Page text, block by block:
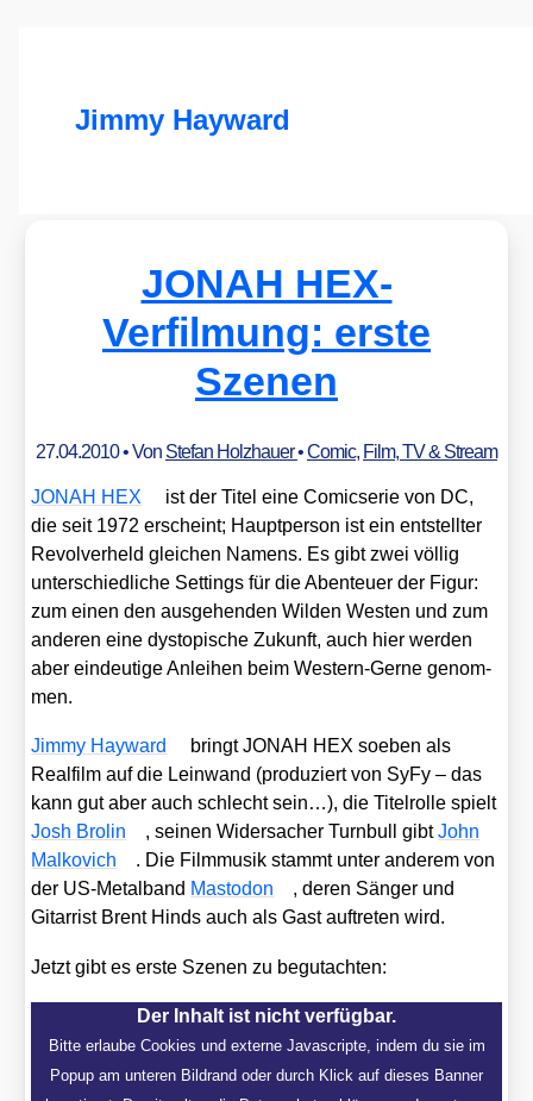
Jimmy Hayward
JONAH HEX-
Verfilmung: erste
Szenen
27.04.2010• Von Stefan Holzhauer•Comic, Film, TV & Stream
JONAH HEX
ist der Titel eine Comic­se­rie von DC,
die seit 1972 erscheint; Haupt­per­son ist ein ent­stell­ter
Revol­ver­held glei­chen Namens. Es gibt zwei völ­lig
unter­schied­li­che Set­tings für die Aben­teu­er der Figur:
zum einen den aus­ge­hen­den Wil­den Wes­ten und zum
ande­ren eine dys­to­pi­sche Zukunft, auch hier wer­den
aber ein­deu­ti­ge Anlei­hen beim Wes­tern-Ger­ne genom­
men.
Jim­my Hay­ward
bringt JONAH HEX soeben als
Real­film auf die Lein­wand (pro­du­ziert von SyFy – das
kann gut aber auch schlecht sein…), die Titel­rol­le spielt
Josh Bro­lin
, sei­nen Wider­sa­cher Turn­bull gibtJohn
Mal­ko­vich
. Die Film­mu­sik stammt unter ande­rem von
der US-Metal­band Mast­o­don
, deren Sän­ger und
Gitar­rist Brent Hinds auch als Gast auf­tre­ten wird.
Jetzt gibt es ers­te Sze­nen zu begut­ach­ten:
Der Inhalt ist nicht verfügbar.
Bitte erlaube Cookies und externe Javascripte, indem du sie im
Popup am unteren Bildrand oder durch Klick auf dieses Banner